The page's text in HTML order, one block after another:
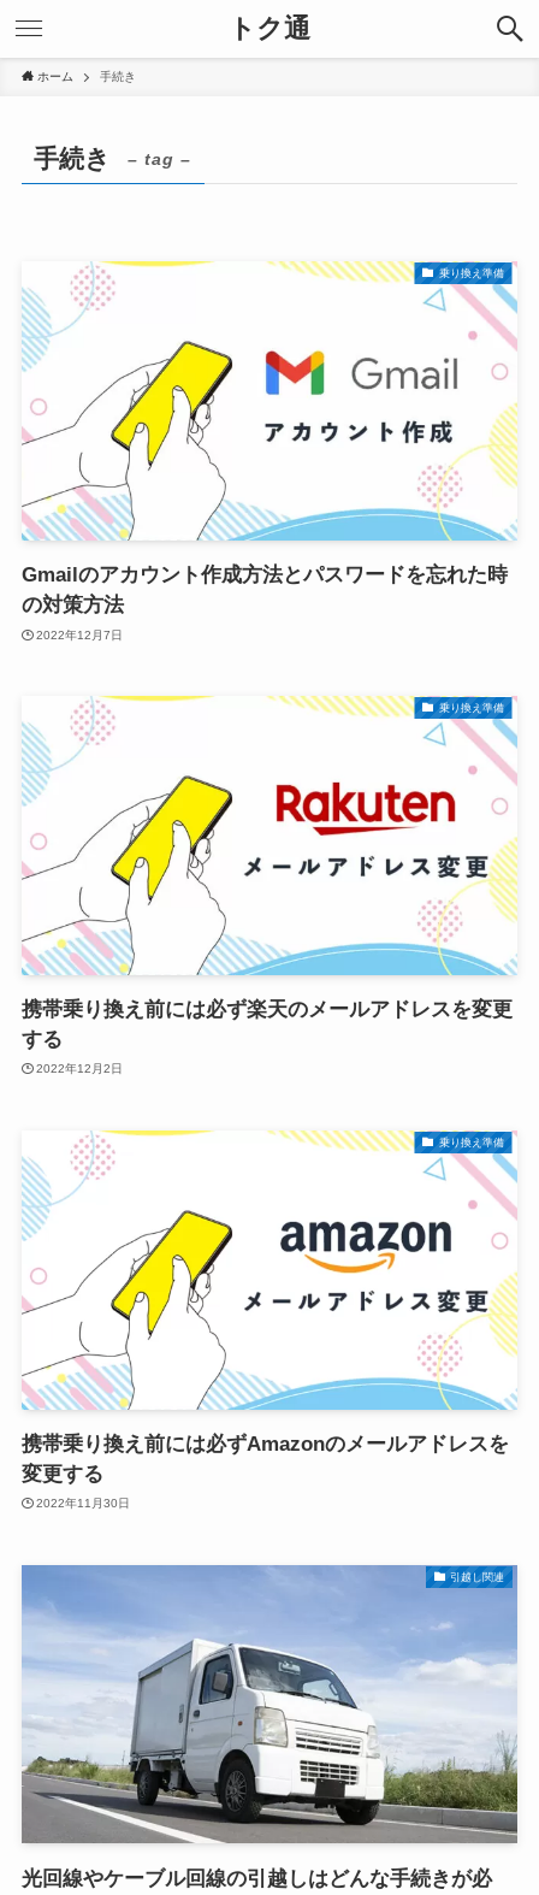
トク通
ホーム 手続き
手続き – tag –
乗り換え準備
Gmailのアカウント作成方法とパスワードを忘れた時
の対策方法
2022年12月7日
乗り換え準備
携帯乗り換え前には必ず楽天のメールアドレスを変更
する
2022年12月2日
乗り換え準備
携帯乗り換え前には必ずAmazonのメールアドレスを
変更する
2022年11月30日
引越し関連
光回線やケーブル回線の引越しはどんな手続きが必